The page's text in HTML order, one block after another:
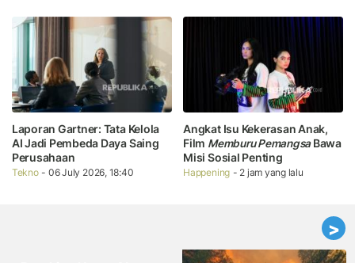
Laporan Gartner: Tata Kelola
AI Jadi Pembeda Daya Saing
Perusahaan
Tekno - 06 July 2026, 18:40
Angkat Isu Kekerasan Anak,
Film Memburu PemangsaBawa
Misi Sosial Penting
Happening - 2 jam yang lalu
>